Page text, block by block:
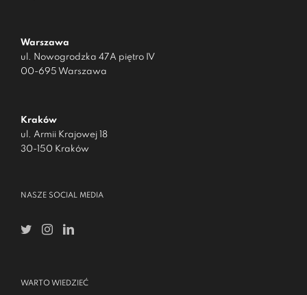
Warszawa
ul. Nowogrodzka 47A piętro IV
00-695 Warszawa
Kraków
ul. Armii Krajowej 18
30-150 Kraków
NASZE SOCIAL MEDIA
WARTO WIEDZIEĆ